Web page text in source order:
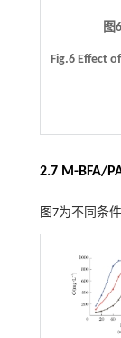
图
Fig.6 Effect
2.7 M-BFA/
图7为不同条件